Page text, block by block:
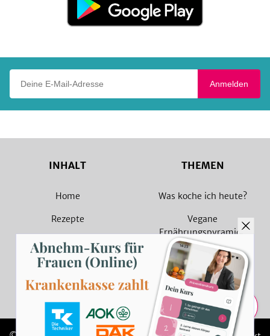
Teilen
Google
Anmelden
INHALT
Home
Rezepte
Magazin
Sammlungen
Rezept Suche
THEMEN
Was koche ich heute?
Vegane
Ernährungspyramide
Vegane Rezepte
Vegetarische Rezepte